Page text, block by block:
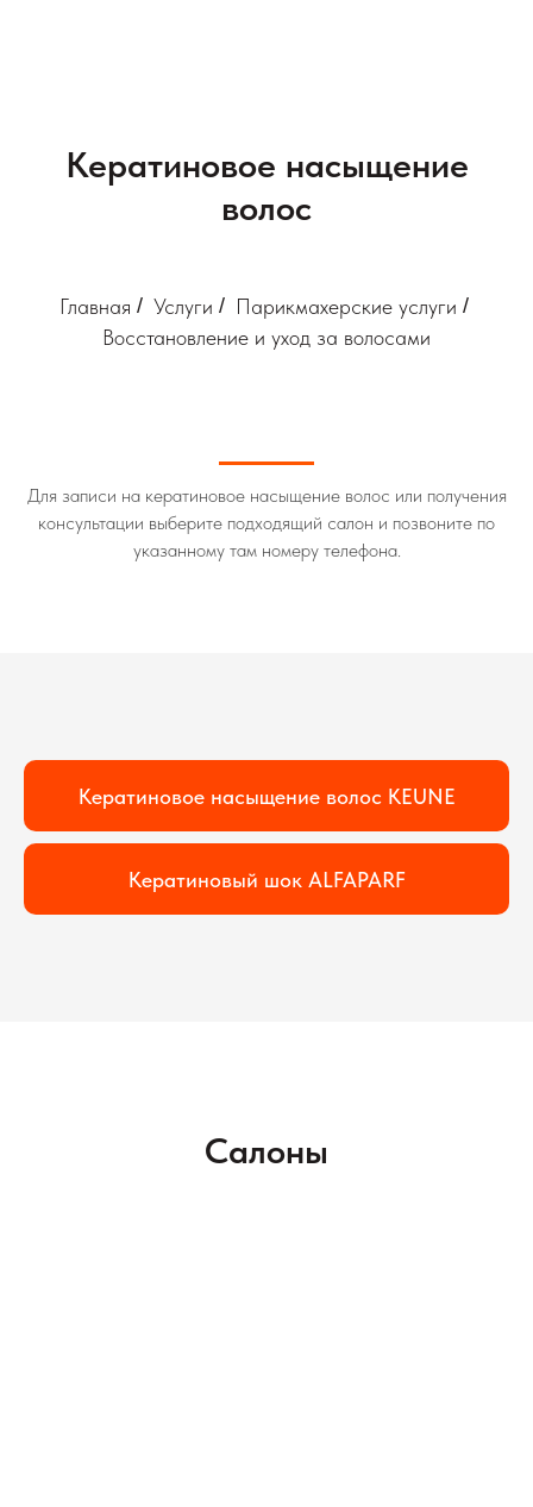
Кератиновое насыщение
волос
Главная / Услуги / Парикмахерские услуги /
Восстановление и уход за волосами
Для записи на кератиновое насыщение волос или получения
консультации выберите подходящий салон и позвоните по
указанному там номеру телефона.
Кератиновое насыщение волос KEUNE
Кератиновый шок ALFAPARF
Салоны